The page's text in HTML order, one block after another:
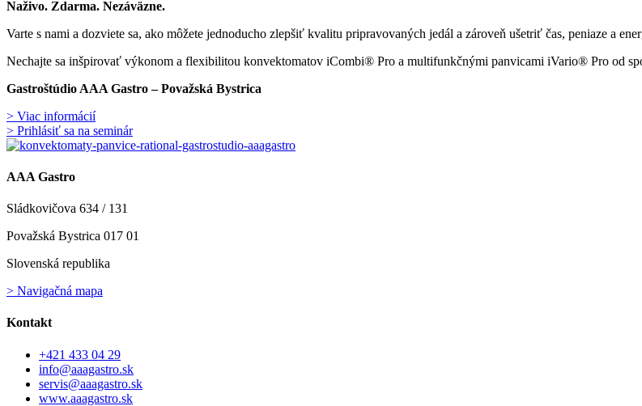
Naživo. Zdarma. Nezáväzne.
Varte s nami a dozviete sa, ako môžete jednoducho zlepšiť kvalitu pripravovaných jedál a zároveň ušetriť čas, peniaze a
Nechajte sa inšpirovať výkonom a flexibilitou konvektomatov iCombi® Pro a multifunkčnými panvicami iVario® Pro od
Gastroštúdio AAA Gastro – Považská Bystrica
> Viac informácií
> Prihlásiť sa na seminár
AAA Gastro
Sládkovičova 634 / 131
Považská Bystrica 017 01
Slovenská republika
> Navigačná mapa
Kontakt
+421 433 04 29
info@aaagastro.sk
servis@aaagastro.sk
www.aaagastro.sk